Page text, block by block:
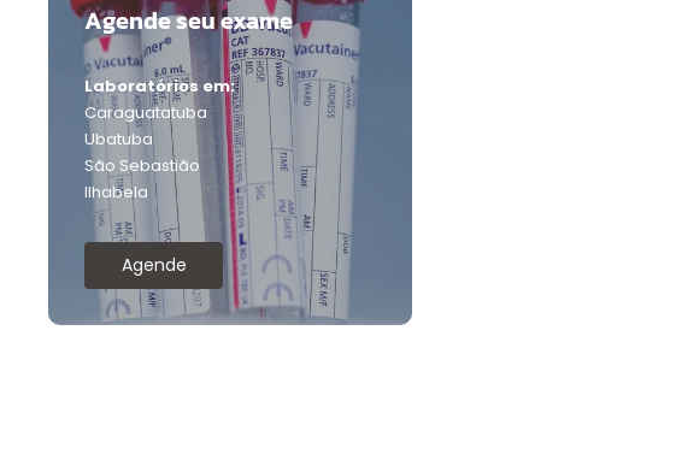
Agende seu exame
Laboratórios em:
Caraguatatuba
Ubatuba
São Sebastião
Ilhabela
Agende